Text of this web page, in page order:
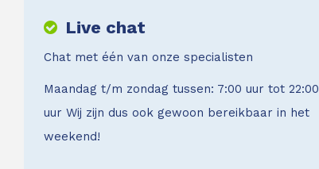
Live chat
Chat met één van onze specialisten
Maandag t/m zondag tussen: 7:00 uur tot 22:00
uur Wij zijn dus ook gewoon bereikbaar in het
weekend!